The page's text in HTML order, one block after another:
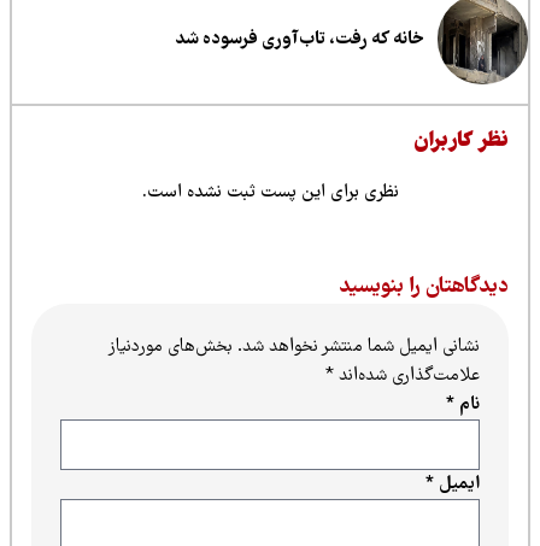
خانه که رفت، تاب‌آوری فرسوده شد
کاربران
نظری برای این پست ثبت نشده است.
را بنویسید
نشانی ایمیل شما منتشر نخواهد شد.بخش‌های موردنیاز
علامت‌گذاری شده‌اند*
ایمیل*